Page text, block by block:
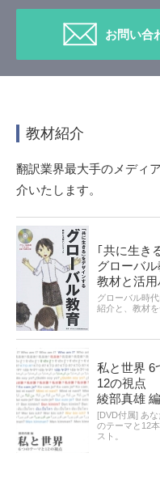
お問い合
教材紹介
翻訳業界最大手のメディ
介いたします。
｢共に生き
グローバ
教材と活
グローバル時
紹介と、教材
私と世界 6
12の視点
綾部真雄 編
[DVD付属] あ
のテーマと12
スト。